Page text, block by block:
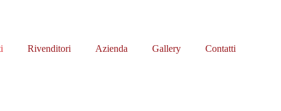
Rivenditori Azienda Gallery Contatti